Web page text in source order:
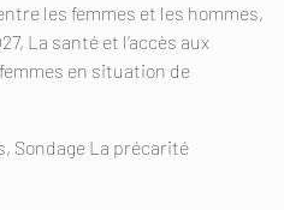
les femmes et les hommes,
La santé et l’accès aux
en situation de
Sondage La précarité